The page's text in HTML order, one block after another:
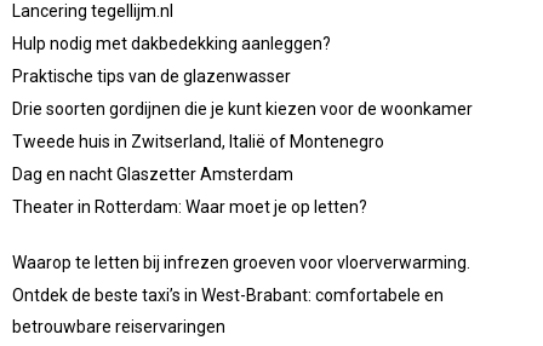
Lancering tegellijm.nl
Hulp nodig met dakbedekking aanleggen?
Praktische tips van de glazenwasser
Drie soorten gordijnen die je kunt kiezen voor de woonkamer
Tweede huis in Zwitserland, Italië of Montenegro
Dag en nacht Glaszetter Amsterdam
Theater in Rotterdam: Waar moet je op letten?
Waarop te letten bij infrezen groeven voor vloerverwarming.
Ontdek de beste taxi’s in West-Brabant: comfortabele en
betrouwbare reiservaringen